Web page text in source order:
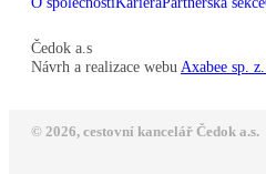
Čedok a.s
Návrh a realizace webu Axabee sp.
© 2026, cestovní kancelář Čedok a.s.